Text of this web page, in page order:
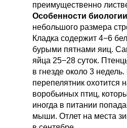
преимущественно
Особенности
небольшого размера
Кладка содержит 4−6
бурыми пятнами яиц.
яйца 25−28 суток.
в гнезде около 3
перепелятник охотится
воробьиных птиц,
иногда в питании
мыши. Отлет на места